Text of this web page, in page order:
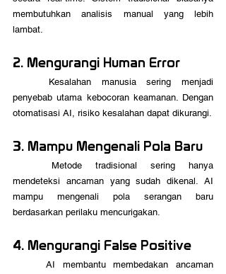
membutuhkan analisis manual yang lebih
lambat.
2. Mengurangi Human Error
penyebab utama kebocoran keamanan. Dengan
otomatisasi AI, risiko kesalahan dapat dikurangi.
3. Mampu Mengenali Pola Baru
mendeteksi ancaman yang sudah dikenal. AI
mampu mengenali pola serangan baru
berdasarkan perilaku mencurigakan.
4. Mengurangi False Positive